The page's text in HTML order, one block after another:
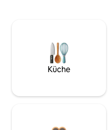
Küche